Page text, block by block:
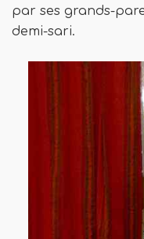
par ses grands-
demi-sari.